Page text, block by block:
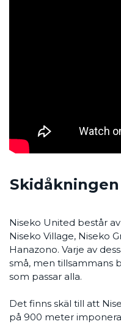
Skidåkningen
Niseko United består
Niseko Village, Niseko
Hanazono. Varje av
små, men tillsammans
som passar alla.
Det finns skäl till att
på 900 meter